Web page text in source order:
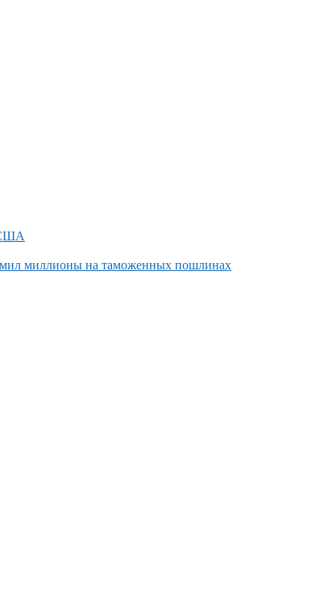
США
миллионы на таможенных пошлинах